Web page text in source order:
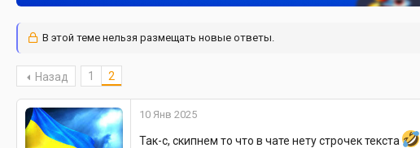
ы
л
В этой теме нельзя размещать новые ответы.
Назад 1 2
10 Янв 2025
Так-с, скипнем то что в чате нету строчек текста